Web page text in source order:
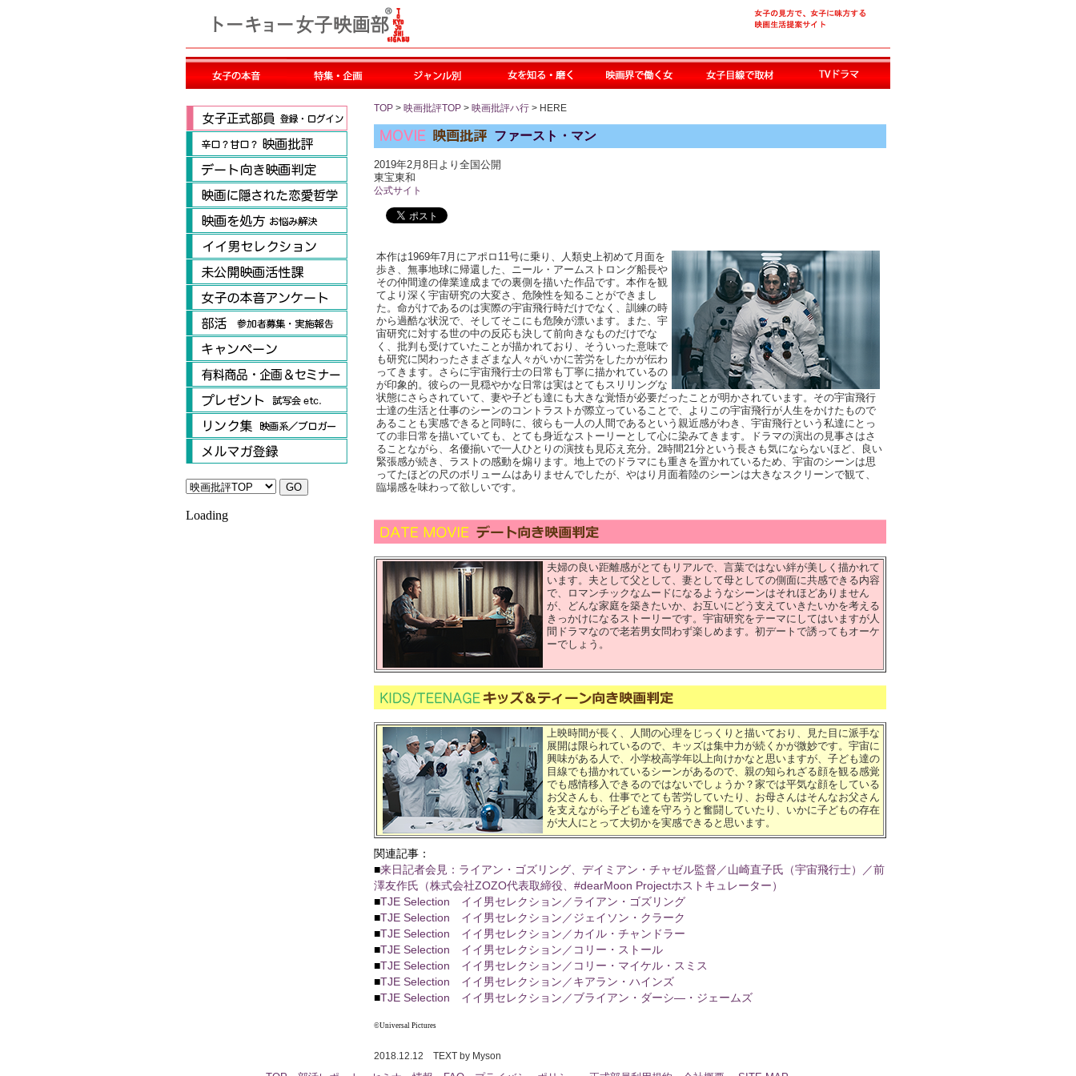
Loading
TOP > 映画批評TOP > 映画批評ハ行 > HERE
ファースト・マン
2019年2月8日より全国公開
東宝東和
公式サイト
本作は1969年7月にアポロ11号に乗り、人類史上初めて月面を
歩き、無事地球に帰還した、ニール・アームストロング船長や
その仲間達の偉業達成までの裏側を描いた作品です。本作を観
てより深く宇宙研究の大変さ、危険性を知ることができまし
た。命がけであるのは実際の宇宙飛行時だけでなく、訓練の時
から過酷な状況で、そしてそこにも危険が漂います。また、宇
宙研究に対する世の中の反応も決して前向きなものだけでな
く、批判も受けていたことが描かれており、そういった意味で
も研究に関わったさまざまな人々がいかに苦労をしたかが伝わ
ってきます。さらに宇宙飛行士の日常も丁寧に描かれているの
が印象的。彼らの一見穏やかな日常は実はとてもスリリングな
状態にさらされていて、妻や子ども達にも大きな覚悟が必要だったことが明かされています。その宇宙飛行
士達の生活と仕事のシーンのコントラストが際立っていることで、よりこの宇宙飛行が人生をかけたもので
あることも実感できると同時に、彼らも一人の人間であるという親近感がわき、宇宙飛行という私達にとっ
ての非日常を描いていても、とても身近なストーリーとして心に染みてきます。ドラマの演出の見事さはさ
ることながら、名優揃いで一人ひとりの演技も見応え充分。2時間21分という長さも気にならないほど、良い
緊張感が続き、ラストの感動を煽ります。地上でのドラマにも重きを置かれているため、宇宙のシーンは思
ってたほどの尺のボリュームはありませんでしたが、やはり月面着陸のシーンは大きなスクリーンで観て、
臨場感を味わって欲しいです。
夫婦の良い距離感がとてもリアルで、言葉ではない絆が美しく描かれて
います。夫として父として、妻として母としての側面に共感できる内容
で、ロマンチックなムードになるようなシーンはそれほどありません
が、どんな家庭を築きたいか、お互いにどう支えていきたいかを考える
きっかけになるストーリーです。宇宙研究をテーマにしてはいますが人
間ドラマなので老若男女問わず楽しめます。初デートで誘ってもオーケ
ーでしょう。
上映時間が長く、人間の心理をじっくりと描いており、見た目に派手な
展開は限られているので、キッズは集中力が続くかが微妙です。宇宙に
興味がある人で、小学校高学年以上向けかなと思いますが、子ども達の
目線でも描かれているシーンがあるので、親の知られざる顔を観る感覚
でも感情移入できるのではないでしょうか？家では平気な顔をしている
お父さんも、仕事でとても苦労していたり、お母さんはそんなお父さん
を支えながら子ども達を守ろうと奮闘していたり、いかに子どもの存在
が大人にとって大切かを実感できると思います。
関連記事：
■来日記者会見：ライアン・ゴズリング、デイミアン・チャゼル監督／山崎直子氏（宇宙飛行士）／前
澤友作氏（株式会社ZOZO代表取締役、#dearMoon Projectホストキュレーター）
■TJE Selection イイ男セレクション／ライアン・ゴズリング
■TJE Selection イイ男セレクション／ジェイソン・クラーク
■TJE Selection イイ男セレクション／カイル・チャンドラー
■TJE Selection イイ男セレクション／コリー・ストール
■TJE Selection イイ男セレクション／コリー・マイケル・スミス
■TJE Selection イイ男セレクション／キアラン・ハインズ
■TJE Selection イイ男セレクション／ブライアン・ダーシ—・ジェームズ
©Universal Pictures
2018.12.12 TEXT by Myson